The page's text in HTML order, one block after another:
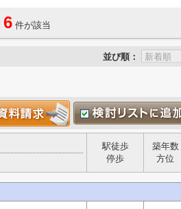
6 件が該当
並び順：
駅徒歩
停歩
築年数
方位